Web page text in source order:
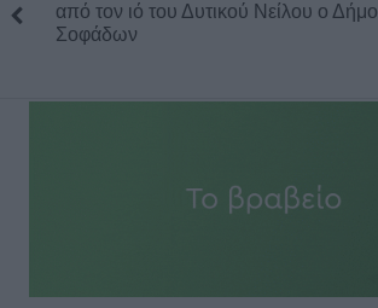
από τον ιό του Δυτικού Νείλου ο
Σοφάδων